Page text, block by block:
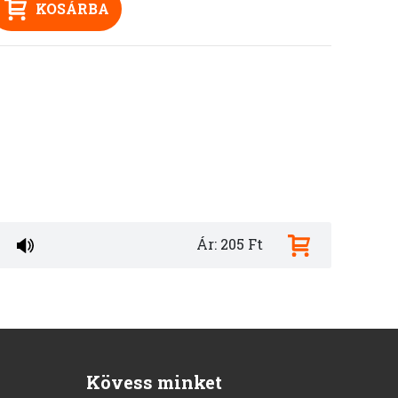
KOSÁRBA
Ár: 205 Ft
Kövess minket